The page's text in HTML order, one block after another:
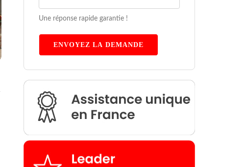
Une réponse rapide garantie !
ENVOYEZ LA DEMANDE